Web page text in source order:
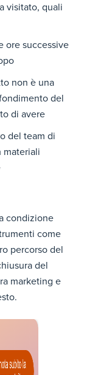
visitato, quali
ore successive
non è una
del
di avere
del team di
materiali
condizione
come
percorso del
del
marketing e